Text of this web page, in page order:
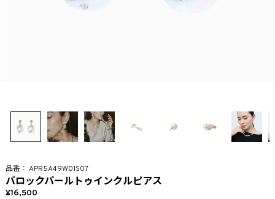
APR5A49W01S07
バロックパールトゥインクルピアス
16,500